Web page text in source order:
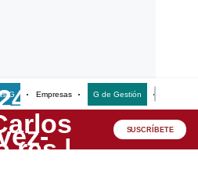
G Empresas G de Gestión
SUSCRÍBETE